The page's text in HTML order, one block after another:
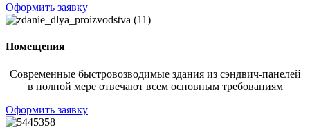
Оформить заявку
Помещения
Современные быстровозводимые здания из сэндвич-панелей
в полной мере отвечают всем основным требованиям
Оформить заявку